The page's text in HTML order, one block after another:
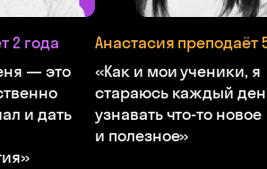
2 года
— это
и дать
Анастасия преподаёт
«Как и мои ученики, я
стараюсь каждый
узнавать что-то новое
и полезное»